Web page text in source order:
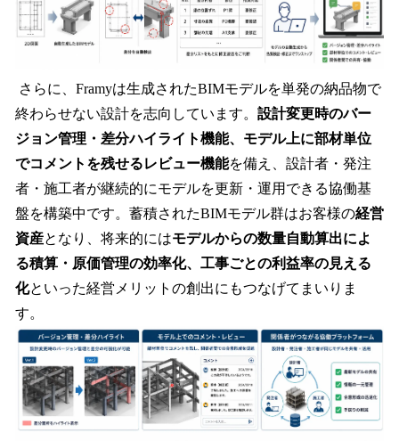
さらに、Framyは生成されたBIMモデルを単発の納品物で
終わらせない設計を志向しています。 設計変更時のバー
ジョン管理・差分ハイライト機能、モデル上に部材単位
でコメントを残せるレビュー機能を備え、設計者・発注
者・施工者が継続的にモデルを更新・運用できる協働基
盤を構築中です。蓄積されたBIMモデル群はお客様の経営
資産となり、将来的にはモデルからの数量自動算出によ
る積算・原価管理の効率化、工事ごとの利益率の見える
化といった経営メリットの創出にもつなげてまいりま
す。